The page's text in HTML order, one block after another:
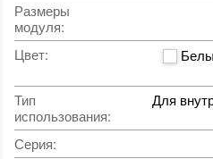
Размеры
модуля:
Цвет:
Тип
использования:
Для
Серия: